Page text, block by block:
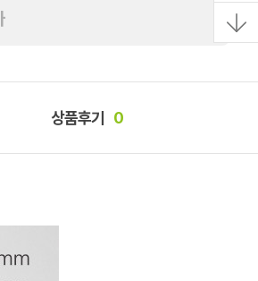
상품후기 0